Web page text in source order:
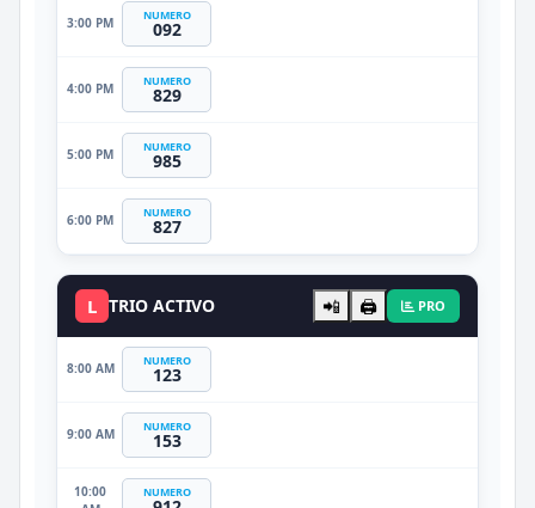
3:00 PM NUMERO
092
4:00 PM NUMERO
829
5:00 PM NUMERO
985
6:00 PM NUMERO
827
L TRIO ACTIVO 📲 🖨️ PRO
8:00 AM NUMERO
123
9:00 AM NUMERO
153
10:00
NUMERO